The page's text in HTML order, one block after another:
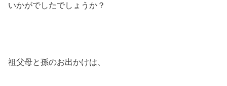
いかがでしたでしょうか？
祖父母と孫のお出かけは、